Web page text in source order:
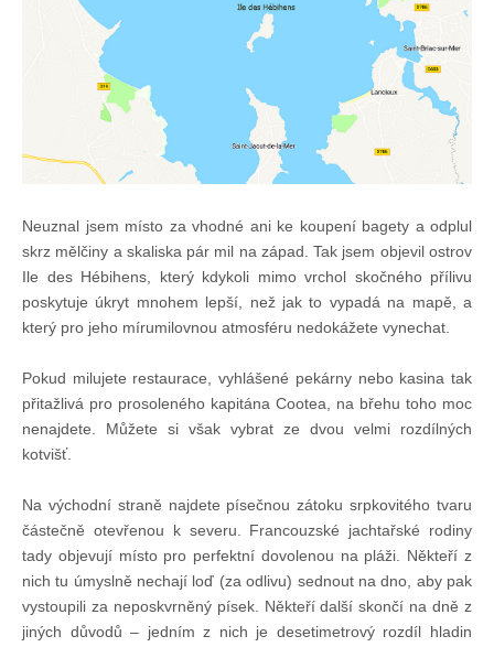
Osobnost roku
Mezinárodní pohár
Modrá stuha
Pohárové závody
Kvízy
Technika lodí
O plavbách českých jachtařů
Převzaté články ze zahraničí
Neuznal jsem místo za vhodné ani ke koupení bagety a odplul
skrz mělčiny a skaliska pár mil na západ. Tak jsem objevil ostrov
Ile des Hébihens, který kdykoli mimo vrchol skočného přílivu
poskytuje úkryt mnohem lepší, než jak to vypadá na mapě, a
který pro jeho mírumilovnou atmosféru nedokážete vynechat.
Pokud milujete restaurace, vyhlášené pekárny nebo kasina tak
přitažlivá pro prosoleného kapitána Cootea, na břehu toho moc
nenajdete. Můžete si však vybrat ze dvou velmi rozdílných
kotvišť.
Na východní straně najdete písečnou zátoku srpkovitého tvaru
částečně otevřenou k severu. Francouzské jachtařské rodiny
tady objevují místo pro perfektní dovolenou na pláži. Někteří z
nich tu úmyslně nechají loď (za odlivu) sednout na dno, aby pak
vystoupili za neposkvrněný písek. Někteří další skončí na dně z
jiných důvodů – jedním z nich je desetimetrový rozdíl hladin